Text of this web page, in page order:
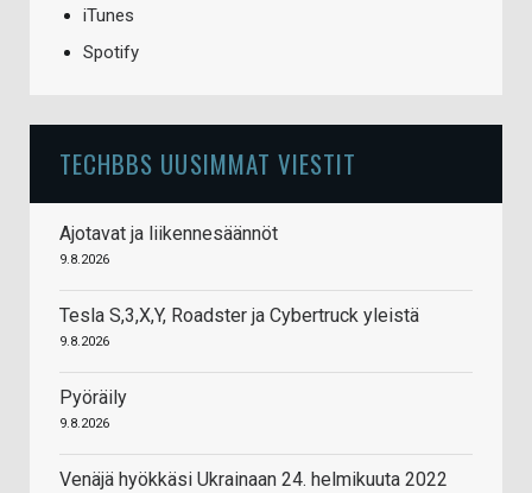
iTunes
Spotify
TECHBBS UUSIMMAT VIESTIT
Ajotavat ja liikennesäännöt
9.8.2026
Tesla S,3,X,Y, Roadster ja Cybertruck yleistä
9.8.2026
Pyöräily
9.8.2026
Venäjä hyökkäsi Ukrainaan 24. helmikuuta 2022